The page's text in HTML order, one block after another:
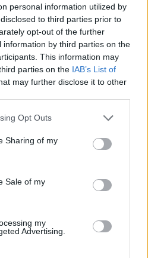
personal information utilized by
to third parties prior to
opt-out of the further
by third parties on the
This information may
parties on the IAB’s List of
may further disclose it to other
app uses one or more Google
behaviour. You may click to
and its third-party tags to
purposes in below Google
Opt Outs
Sharing of my
Sale of my
my
Advertising.
η μεθοδολογία σχεδιασμού
τα πρώτα συμπεράσματα
του.